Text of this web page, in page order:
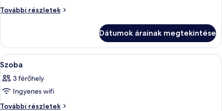
képének
További részletek
Szoba
Dátumok árainak megtekintése
A
következő
szoba
összes
képének
Egy modern szállodai szoba,
6
Szoba
3 férőhely
Ingyenes wifi
További részletek
Szoba